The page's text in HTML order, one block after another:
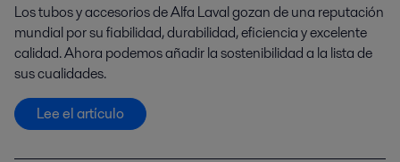
Los tubos y accesorios de Alfa Laval gozan de una reputación
mundial por su fiabilidad, durabilidad, eficiencia y excelente
calidad. Ahora podemos añadir la sostenibilidad a la lista de
sus cualidades.
Lee el artículo